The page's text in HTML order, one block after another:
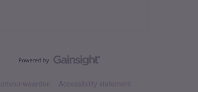
Accessibility statement